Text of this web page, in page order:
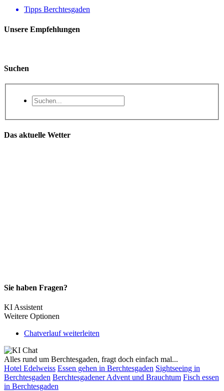
Tipps Berchtesgaden
Unsere Empfehlungen
Suchen
Das aktuelle Wetter
Sie haben Fragen?
KI Assistent
Weitere Optionen
Chatverlauf weiterleiten
Alles rund um Berchtesgaden, fragt doch einfach mal...
Hotel Edelweiss Essen gehen in Berchtesgaden Sightseeing in
Berchtesgaden Berchtesgadener Advent und Brauchtum Fisch essen
in Berchtesgaden